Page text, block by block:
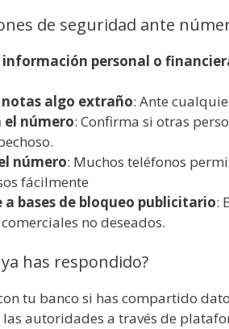
de seguridad ante
información personal o
notas algo extraño: Ante
el número: Confirma si otras
número: Muchos teléfonos
fácilmente
bases de bloqueo publicitario:
no deseados.
has respondido?
tu banco si has compartido
autoridades a través de